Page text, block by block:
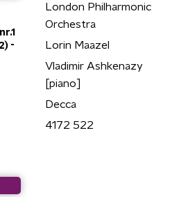
-
London Philharmonic
Orchestra
Lorin Maazel
Vladimir Ashkenazy
[piano]
Decca
4172 522